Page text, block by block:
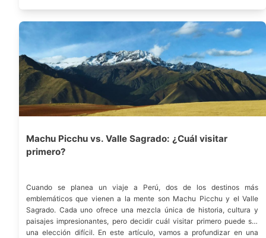
Machu Picchu vs. Valle Sagrado: ¿Cuál visitar
primero?
Cuando se planea un viaje a Perú, dos de los destinos más
emblemáticos que vienen a la mente son Machu Picchu y el Valle
Sagrado. Cada uno ofrece una mezcla única de historia, cultura y
paisajes impresionantes, pero decidir cuál visitar primero puede ser
una elección difícil. En este artículo, vamos a profundizar en una